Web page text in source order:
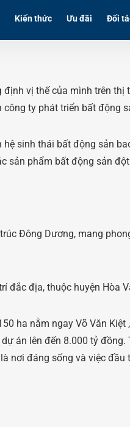
Kiến thức Ưu đãi Đối
định vị thế của mình trên
ty phát triển bất động
sinh thái bất động sản
sản phẩm bất động sản
Đông Dương, mang
địa, thuộc huyện Hòa
ha nằm ngay Võ Văn Kiệt
án lên đến 8.000 tỷ
nơi đáng sống và việc